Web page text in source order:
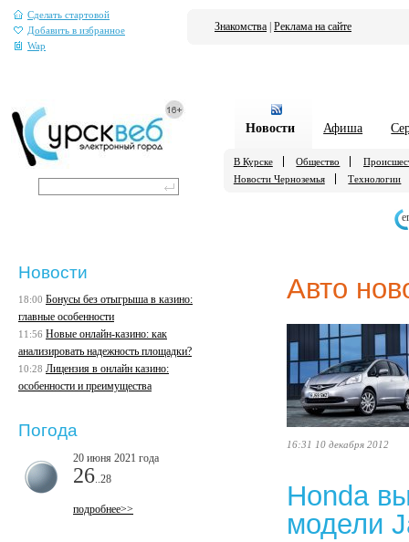
Сделать стартовой
Добавить в избранное
Wap
Знакомства Реклама на сайте
Новости Афиша
В Курске Общество
Новости Черноземья
Технологии
Авто
16:31 10 декабря 2012
Honda
модели
Новости
18:00 Бонусы без отыгрыша в казино:
главные особенности
11:56 Новые онлайн-казино: как
анализировать надежность площадки?
10:28 Лицензия в онлайн казино:
особенности и преимущества
Погода
20 июня 2021 года
26 ..28
подробнее>>